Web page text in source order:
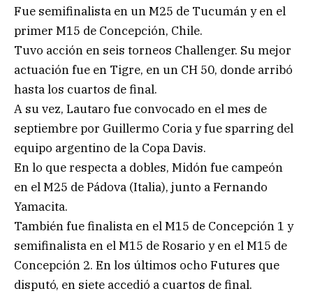
Fue semifinalista en un M25 de Tucumán y en el
primer M15 de Concepción, Chile.
Tuvo acción en seis torneos Challenger. Su mejor
actuación fue en Tigre, en un CH 50, donde arribó
hasta los cuartos de final.
A su vez, Lautaro fue convocado en el mes de
septiembre por Guillermo Coria y fue sparring del
equipo argentino de la Copa Davis.
En lo que respecta a dobles, Midón fue campeón
en el M25 de Pádova (Italia), junto a Fernando
Yamacita.
También fue finalista en el M15 de Concepción 1 y
semifinalista en el M15 de Rosario y en el M15 de
Concepción 2. En los últimos ocho Futures que
disputó, en siete accedió a cuartos de final.